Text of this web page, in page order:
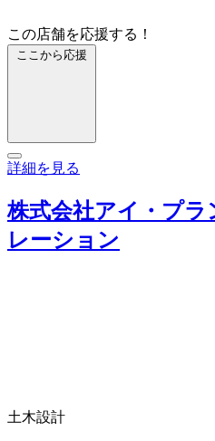
この店舗を応援する！
ここから応援
詳細を見る
株式会社アイ・プ
レーション
土木設計